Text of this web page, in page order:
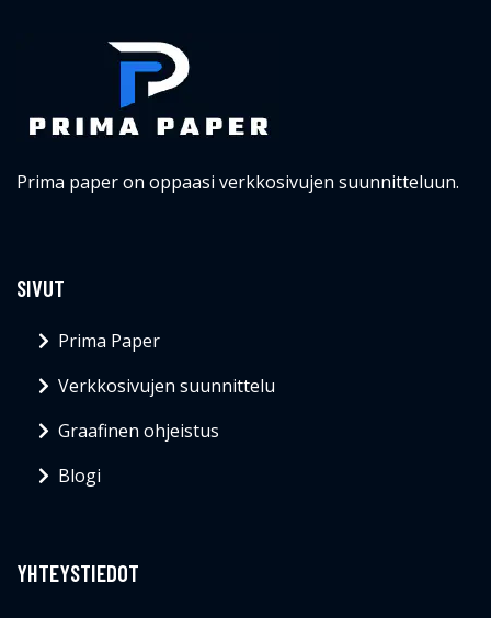
Prima paper on oppaasi verkkosivujen suunnitteluun.
SIVUT
Prima Paper
Verkkosivujen suunnittelu
Graafinen ohjeistus
Blogi
YHTEYSTIEDOT